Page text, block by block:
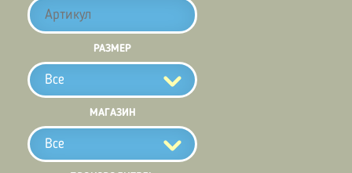
РАЗМЕР
Все
МАГАЗИН
Все